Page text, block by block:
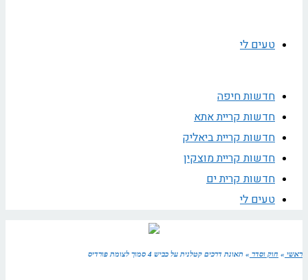
טעים לי
חדשות חיפה
חדשות קריית אתא
חדשות קריית ביאליק
חדשות קריית מוצקין
חדשות קרית ים
טעים לי
ראשי » חוק וסדר » תאונת דרכים קטלנית על כביש 4 סמוך לצומת פורדיס